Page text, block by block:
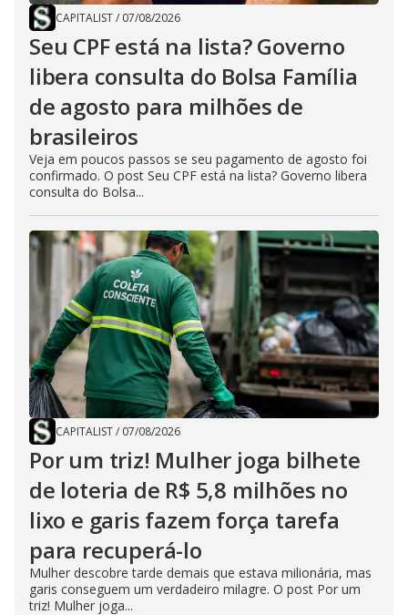
CAPITALIST/ 07/08/2026
Seu CPF está na lista? Governo
libera consulta do Bolsa Família
de agosto para milhões de
brasileiros
Veja em poucos passos se seu pagamento de agosto foi
confirmado. O post Seu CPF está na lista? Governo libera
consulta do Bolsa...
CAPITALIST/ 07/08/2026
Por um triz! Mulher joga bilhete
de loteria de R$ 5,8 milhões no
lixo e garis fazem força tarefa
para recuperá-lo
Mulher descobre tarde demais que estava milionária, mas
garis conseguem um verdadeiro milagre. O post Por um
triz! Mulher joga...